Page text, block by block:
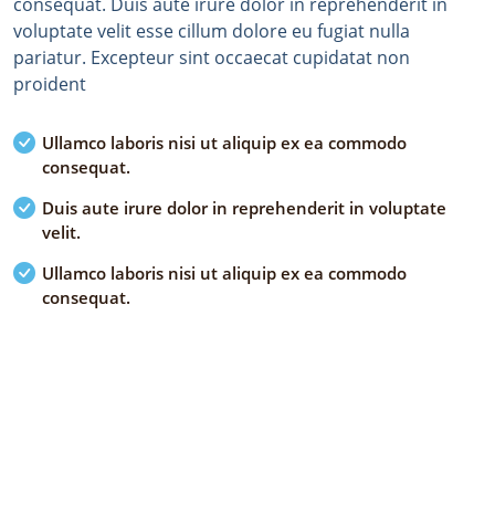
voluptate velit esse cillum dolore eu fugiat nulla
pariatur. Excepteur sint occaecat cupidatat non
proident
Ullamco laboris nisi ut aliquip ex ea commodo
consequat.
Duis aute irure dolor in reprehenderit in voluptate
velit.
Ullamco laboris nisi ut aliquip ex ea commodo
consequat.